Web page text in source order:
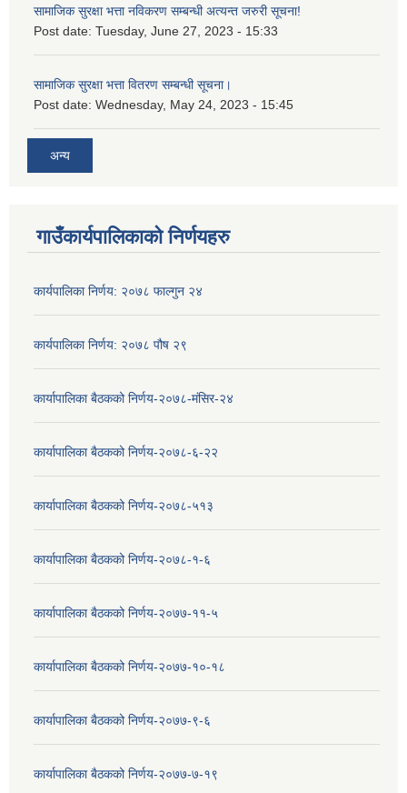
सामाजिक सुरक्षा भत्ता नविकरण सम्बन्धी अत्यन्त जरुरी सूचना!
Post date: Tuesday, June 27, 2023 - 15:33
सामाजिक सुरक्षा भत्ता वितरण सम्बन्धी सूचना।
Post date: Wednesday, May 24, 2023 - 15:45
अन्य
गाउँकार्यपालिकाको निर्णयहरु
कार्यपालिका निर्णय: २०७८ फाल्गुन २४
कार्यपालिका निर्णय: २०७८ पौष २९
कार्यापालिका बैठकको निर्णय-२०७८-मंसिर-२४
कार्यापालिका बैठकको निर्णय-२०७८-६-२२
कार्यापालिका बैठकको निर्णय-२०७८-५१३
कार्यापालिका बैठकको निर्णय-२०७८-१-६
कार्यापालिका बैठकको निर्णय-२०७७-११-५
कार्यापालिका बैठकको निर्णय-२०७७-१०-१८
कार्यापालिका बैठकको निर्णय-२०७७-९-६
कार्यापालिका बैठकको निर्णय-२०७७-७-१९